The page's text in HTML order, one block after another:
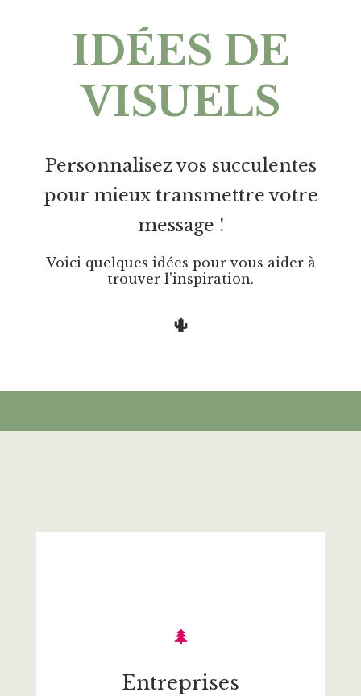
IDÉES DE
VISUELS
Personnalisez vos succulentes
pour mieux transmettre votre
message !
Voici quelques idées pour vous aider à
trouver l'inspiration.
🌵
🌲
Entreprises